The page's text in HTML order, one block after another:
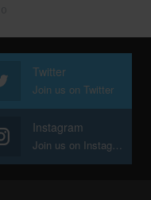
Twitter
Join us on Twitter
Instagram
Join us on Instagram